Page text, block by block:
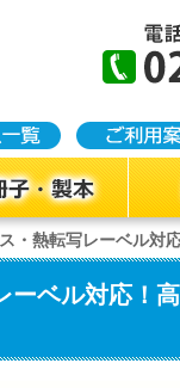
ス・熱転写レーベル
ーベル対応！